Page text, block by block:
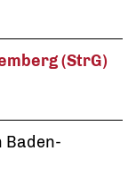
(StrG)
Baden-